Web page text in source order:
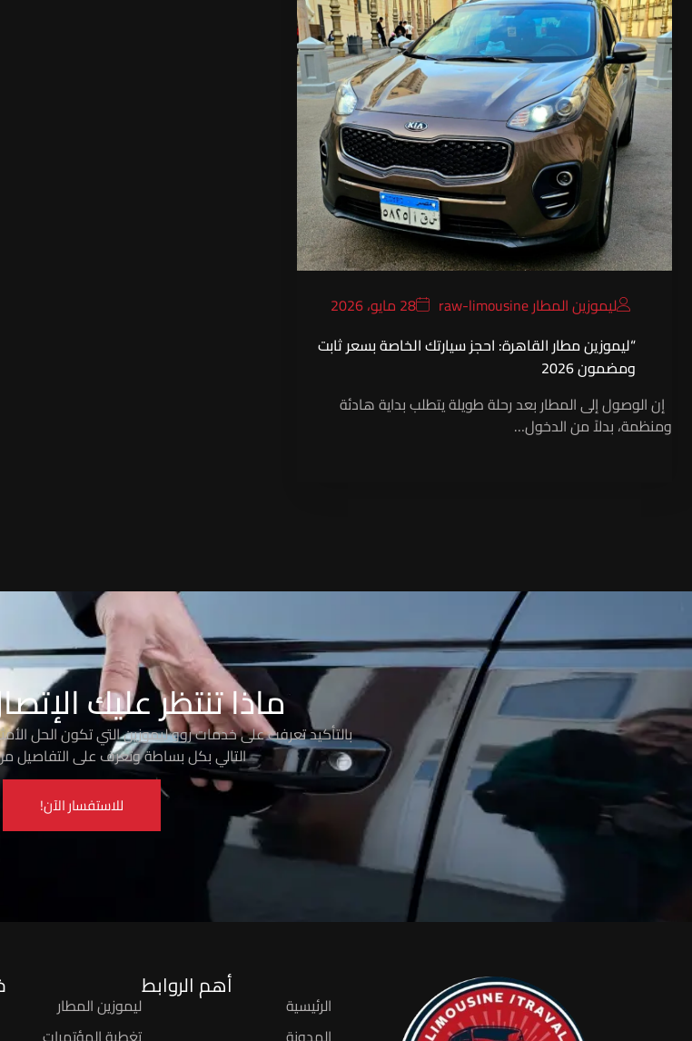
ليموزين المطار raw-limousine
28 مايو، 2026
“ليموزين مطار القاهرة: احجز سيارتك الخاصة بسعر ثابت
ومضمون 2026
إن الوصول إلى المطار بعد رحلة طويلة يتطلب بداية هادئة
ومنظمة، بدلاً من الدخول…
ماذا تنتظر عليك
بالتأكيد تعرفت على خدمات روو ليموزين التي تكون الحل
التالي بكل بساطة وتعرف على التفاصيل
للاستفسار الآن!
أهم الروابط
الرئيسية
ليموزين المطار